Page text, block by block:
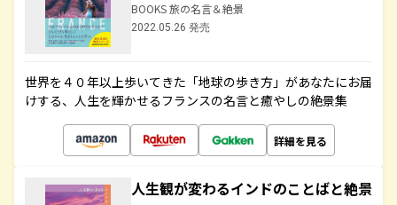
BOOKS 旅の名言＆絶景
2022.05.26 発売
世界を４０年以上歩いてきた「地球の歩き方」があなたにお届
けする、人生を輝かせるフランスの名言と癒やしの絶景集
詳細を見る
人生観が変わるインドのことばと絶景